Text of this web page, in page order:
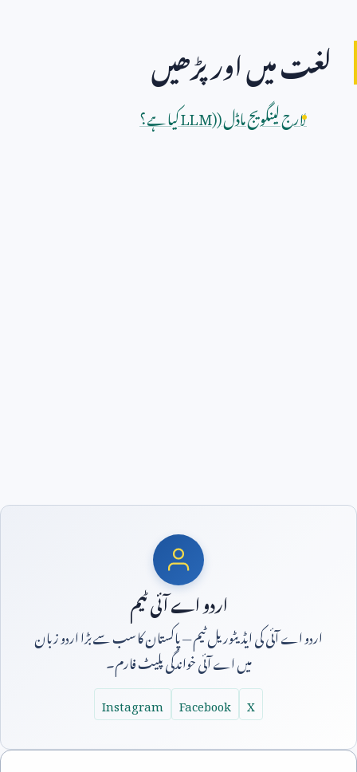
لغت میں اور پڑھیں
لارج لینگویج ماڈل (LLM)کیا ہے؟
اردو اے آئی ٹیم
اردو اے آئی کی ایڈیٹوریل ٹیم — پاکستان کا سب سے بڑا اردو زبان
میں اے آئی خواندگی پلیٹ فارم۔
X
Facebook
Instagram